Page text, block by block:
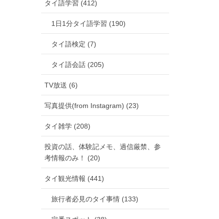
タイ語学習 (412)
1日1分タイ語学習 (190)
タイ語検定 (7)
タイ語会話 (205)
TV放送 (6)
写真提供(from Instagram) (23)
タイ雑学 (208)
投資の話、体験記メモ、過信厳禁、参
考情報のみ！ (20)
タイ観光情報 (441)
旅行者必見のタイ事情 (133)